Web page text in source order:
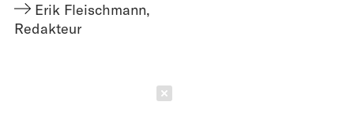
Erik Fleischmann,
Redakteur